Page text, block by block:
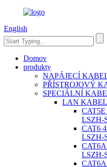
English
Domov
produkty
NAPÁJECÍ
PŘÍSTROJOVÝ
SPECIÁLNÍ
LAN KABEL
LSZH-
CAT6
LSZH-
CAT6A
LSZH-
CAT6A